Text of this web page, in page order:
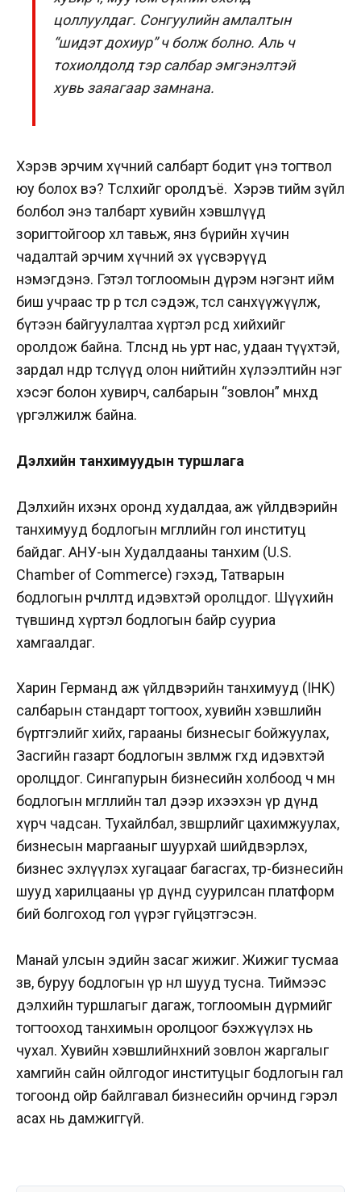
цоллуулдаг. Сонгуулийн амлалтын
“шидэт дохиур” ч болж болно. Аль ч
тохиолдолд тэр салбар эмгэнэлтэй
хувь заяагаар замнана.
Хэрэв эрчим хүчний салбарт бодит үнэ тогтвол
юу болох вэ? Төсөөлөхийг оролдъё. Хэрэв тийм зүйл
болбол энэ талбарт хувийн хэвшлүүд
зоригтойгоор хөл тавьж, янз бүрийн хүчин
чадалтай эрчим хүчний эх үүсвэрүүд
нэмэгдэнэ. Гэтэл тоглоомын дүрэм нэгэнт ийм
биш учраас төр өөрөө төсөл сэдэж, төслөө санхүүжүүлж,
бүтээн байгуулалтаа хүртэл өөрсдөө хийхийг
оролдож байна. Төлөөсөнд нь урт нас, удаан түүхтэй,
зардал өндөр төслүүд олон нийтийн хүлээлтийн нэг
хэсэг болон хувирч, салбарын “зовлон” мөнхөд
үргэлжилж байна.
Дэлхийн танхимуудын туршлага
Дэлхийн ихэнх оронд худалдаа, аж үйлдвэрийн
танхимууд бодлогын өмгөөллийн гол институц
байдаг. АНУ-ын Худалдааны танхим (U.S.
Chamber of Commerce) гэхэд, Татварын
бодлогын өөрчлөлтөд идэвхтэй оролцдог. Шүүхийн
түвшинд хүртэл бодлогын байр сууриа
хамгаалдаг.
Харин Германд аж үйлдвэрийн танхимууд (IHK)
салбарын стандарт тогтоох, хувийн хэвшлийн
бүртгэлийг хийх, гарааны бизнесыг бойжуулах,
Засгийн газарт бодлогын зөвлөмж өгөхөд идэвхтэй
оролцдог. Сингапурын бизнесийн холбоод ч мөн
бодлогын өмгөөллийн тал дээр ихээхэн үр дүнд
хүрч чадсан. Тухайлбал, зөвшөөрлийг цахимжуулах,
бизнесын маргааныг шуурхай шийдвэрлэх,
бизнес эхлүүлэх хугацааг багасгах, төр-бизнесийн
шууд харилцааны үр дүнд суурилсан платформ
бий болгоход гол үүрэг гүйцэтгэсэн.
Манай улсын эдийн засаг жижиг. Жижиг тусмаа
зөв, буруу бодлогын үр нөлөө шууд тусна. Тиймээс
дэлхийн туршлагыг дагаж, тоглоомын дүрмийг
тогтооход танхимын оролцоог бэхжүүлэх нь
чухал. Хувийн хэвшлийнхний зовлон жаргалыг
хамгийн сайн ойлгодог институцыг бодлогын гал
тогоонд ойр байлгавал бизнесийн орчинд гэрэл
асах нь дамжиггүй.